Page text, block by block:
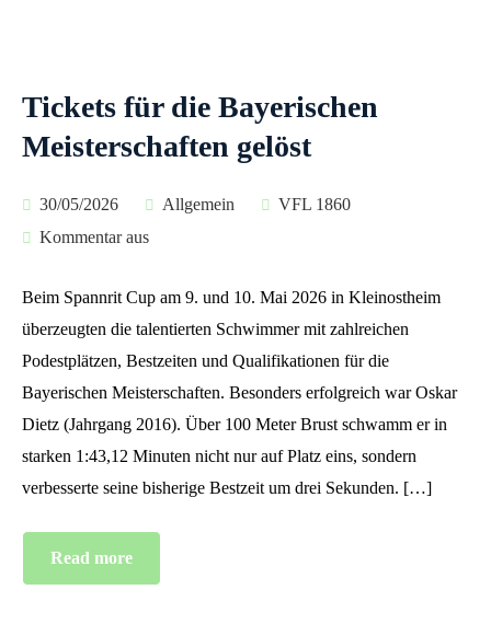
Tickets für die Bayerischen
Meisterschaften gelöst
30/05/2026 Allgemein
VFL 1860
Kommentar aus
Beim Spannrit Cup am 9. und 10. Mai 2026 in Kleinostheim
überzeugten die talentierten Schwimmer mit zahlreichen
Podestplätzen, Bestzeiten und Qualifikationen für die
Bayerischen Meisterschaften. Besonders erfolgreich war Oskar
Dietz (Jahrgang 2016). Über 100 Meter Brust schwamm er in
starken 1:43,12 Minuten nicht nur auf Platz eins, sondern
verbesserte seine bisherige Bestzeit um drei Sekunden. […]
Read more